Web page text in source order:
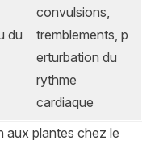
du
convulsions,
tremblements, p
erturbation du
rythme
cardiaque
aux plantes chez le